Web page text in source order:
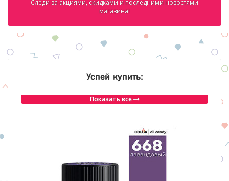
Следи за акциями, скидками и последними новостями
магазина!
Успей купить:
Показать все